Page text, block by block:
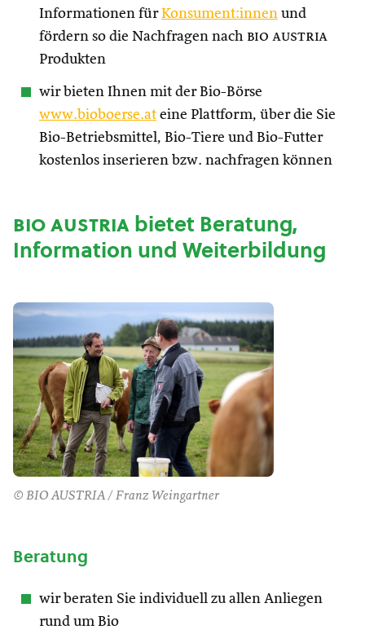
Informationen fürKonsument:innen und
fördern so die Nachfragen nach bio austria
Produkten
wir bieten Ihnen mit der Bio-Börse
www.bioboerse.at eine Plattform, über die Sie
Bio-Betriebsmittel, Bio-Tiere und Bio-Futter
kostenlos inserieren bzw. nachfragen können
bio austriabietet Beratung,
Information und Weiterbildung
© BIO AUSTRIA / Franz Weingartner
Beratung
wir beraten Sie individuell zu allen Anliegen
rund um Bio